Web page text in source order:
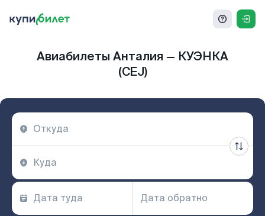
Авиабилеты Анталия — КУЭНКА
(CEJ)